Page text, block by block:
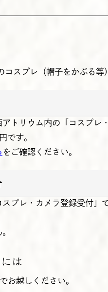
スプレ（帽子をかぶる等
トリウム内の「コスプレ
です。
をご確認ください。
プレ・カメラ登録受付
は
お越しください。